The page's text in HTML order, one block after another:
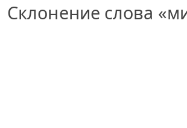
Склонение слова